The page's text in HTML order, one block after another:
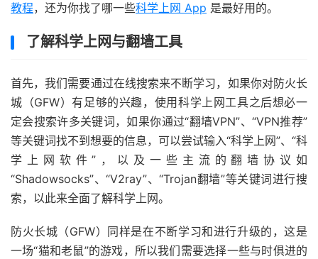
教程，还为你找了哪一些科学上网 App 是最好用的。
了解科学上网与翻墙工具
首先，我们需要通过在线搜索来不断学习，如果你对防火长
城（GFW）有足够的兴趣，使用科学上网工具之后想必一
定会搜索许多关键词，如果你通过“翻墙VPN”、“VPN推荐”
等关键词找不到想要的信息，可以尝试输入“科学上网”、“科
学上网软件”，以及一些主流的翻墙协议如
“Shadowsocks”、“V2ray”、“Trojan翻墙”等关键词进行搜
索，以此来全面了解科学上网。
防火长城（GFW）同样是在不断学习和进行升级的，这是
一场“猫和老鼠”的游戏，所以我们需要选择一些与时俱进的